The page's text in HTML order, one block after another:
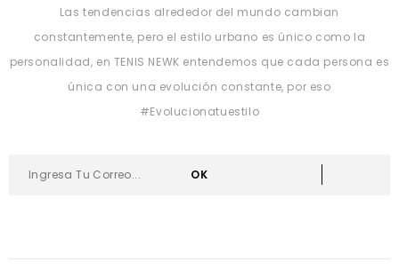
Las tendencias alrededor del mundo cambian
constantemente, pero el estilo urbano es único como la
personalidad, en TENIS NEWK entendemos que cada persona es
única con una evolución constante, por eso
#Evolucionatuestilo